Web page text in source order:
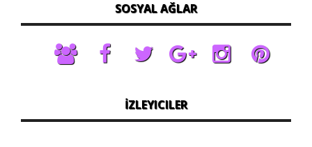
SOSYAL AĞLAR
İZLEYICILER